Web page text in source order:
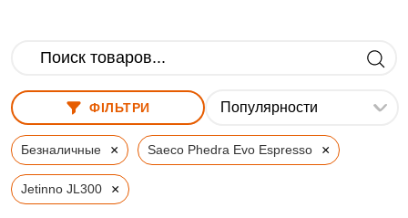
ФІЛЬТРИ
Безналичные × Saeco Phedra Evo Espresso ×
Jetinno JL300 ×